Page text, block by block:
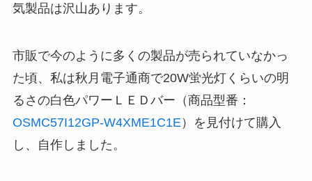
気製品は沢山あります。
市販で今のように多くの製品が売られていなかっ
た頃、私は秋月電子通商で20W蛍光灯くらいの明
るさの白色パワーＬＥＤバー（商品型番：
OSMC57I12GP-W4XME1C1E ）を見付けて購入
し、自作しました。